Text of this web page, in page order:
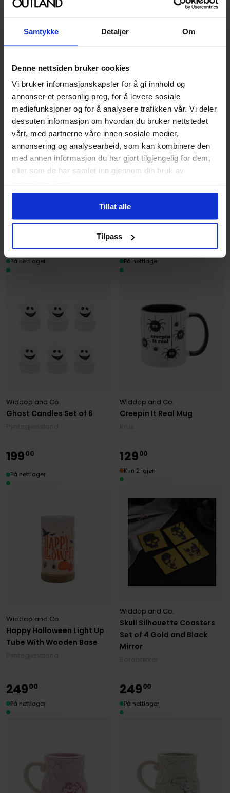
Samtykke Detaljer Om
Denne nettsiden bruker cookies
Vi bruker informasjonskapsler for å gi innhold og
annonser et personlig preg, for å levere sosiale
mediefunksjoner og for å analysere trafikken vår. Vi deler
dessuten informasjon om hvordan du bruker nettstedet
vårt, med partnerne våre innen sosiale medier,
annonsering og analysearbeid, som kan kombinere den
med annen informasjon du har gjort tilgjengelig for dem,
eller som de har samlet inn gjennom din bruk av
Tillat alle
Tilpass
Widdop and Co.
67900
På nettlager
Set of 4
Widdop and Co.
Disney Home Collection
Bordbrikker
Ghost Candles Set of 6
Widdop and Co.
129
På nettlager
Creepin It Real Mug
Widdop and Co.
129
På nettlager
Happy Halloween Light Up
Tube With Wooden Base
Widdop and Co.
19900
På nettlager
Skull Silhouette Coasters
Set of 4 Gold and Black
Mirror
Widdop and Co.
12900
Kun 2 igjen
24900
På nettlager
24900
På nettlager